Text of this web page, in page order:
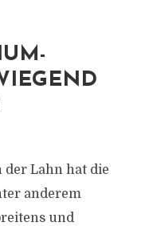
der Lahn hat die
anderem
und